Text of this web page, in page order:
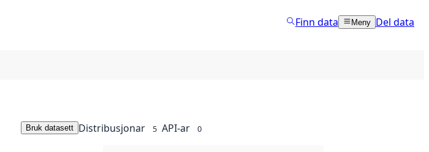
Finn data Meny Del data
Bruk datasett Distribusjonar 5 API-ar 0